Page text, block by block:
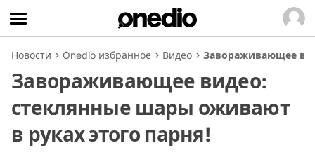
Новости Onedio избранное Видео Завораживающее
Завораживающее видео:
стеклянные шары оживают
в руках этого парня!